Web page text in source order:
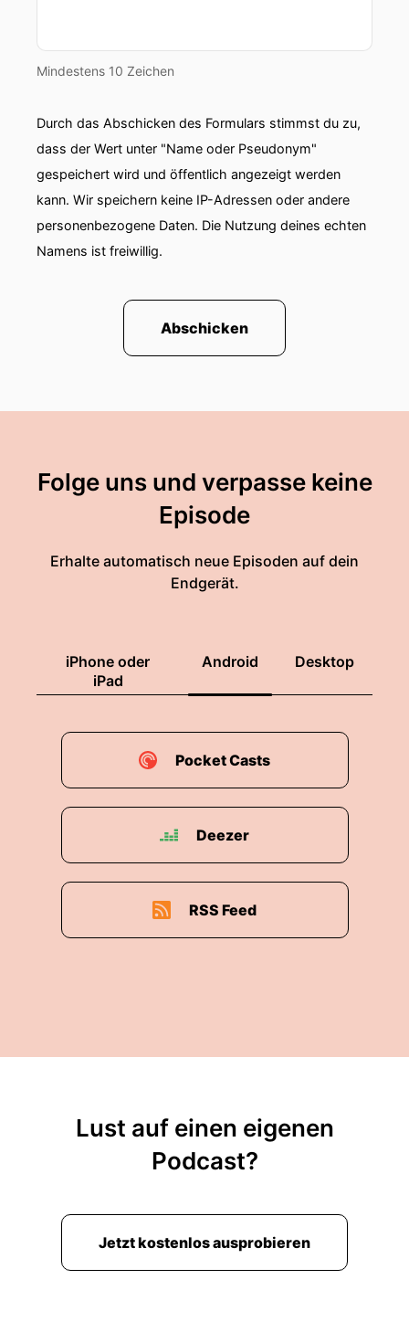
Mindestens 10 Zeichen
Durch das Abschicken des Formulars stimmst du zu,
dass der Wert unter "Name oder Pseudonym"
gespeichert wird und öffentlich angezeigt werden
kann. Wir speichern keine IP-Adressen oder andere
personenbezogene Daten. Die Nutzung deines echten
Namens ist freiwillig.
Abschicken
Folge uns und verpasse keine
Episode
Erhalte automatisch neue Episoden auf dein
Endgerät.
iPhone oder
iPad
Android Desktop
Pocket Casts
Deezer
RSS Feed
Lust auf einen eigenen
Podcast?
Jetzt kostenlos ausprobieren